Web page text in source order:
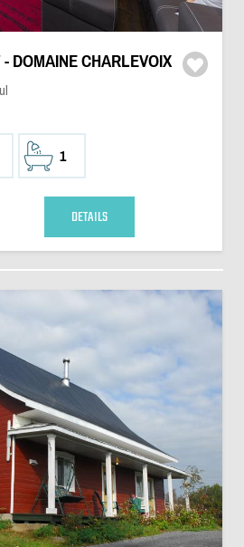
DOMAINE CHARLEVOIX
1
DETAILS